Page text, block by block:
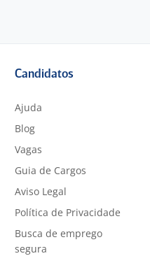
Candidatos
Ajuda
Blog
Vagas
Guia de Cargos
Aviso Legal
Política de Privacidade
Busca de emprego
segura